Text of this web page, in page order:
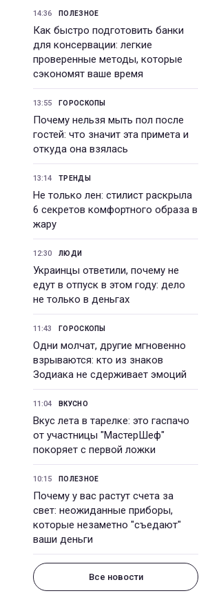
14:36 ПОЛЕЗНОЕ
Как быстро подготовить банки
для консервации: легкие
проверенные методы, которые
сэкономят ваше время
13:55 ГОРОСКОПЫ
Почему нельзя мыть пол после
гостей: что значит эта примета и
откуда она взялась
13:14 ТРЕНДЫ
Не только лен: стилист раскрыла
6 секретов комфортного образа в
жару
12:30 ЛЮДИ
Украинцы ответили, почему не
едут в отпуск в этом году: дело
не только в деньгах
11:43 ГОРОСКОПЫ
Одни молчат, другие мгновенно
взрываются: кто из знаков
Зодиака не сдерживает эмоций
11:04 ВКУСНО
Вкус лета в тарелке: это гаспачо
от участницы "МастерШеф"
покоряет с первой ложки
10:15 ПОЛЕЗНОЕ
Почему у вас растут счета за
свет: неожиданные приборы,
которые незаметно "съедают"
ваши деньги
Все новости